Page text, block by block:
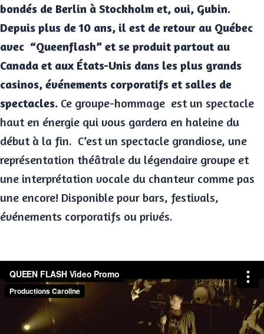
bondés de Berlin à Stockholm et, oui, Gubin.
Depuis plus de 10 ans, il est de retour au Québec
avec “Queenflash” et se produit partout au
Canada et aux États-Unis dans les plus grands
casinos, événements corporatifs et salles de
spectacles. Ce groupe-hommage est un spectacle
haut en énergie qui vous gardera en haleine du
début à la fin. C’est un spectacle grandiose, une
représentation théâtrale du légendaire groupe et
une interprétation vocale du chanteur comme pas
une encore! Disponible pour bars, festivals,
événements corporatifs ou privés.